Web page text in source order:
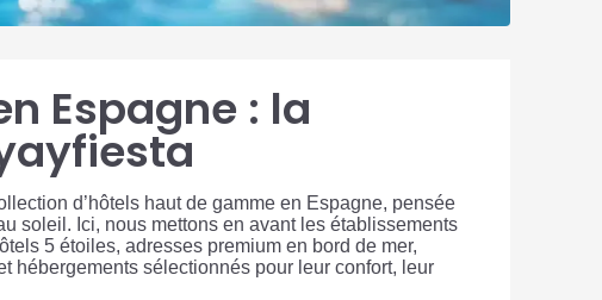
Espagne : la
d’hôtels haut de gamme en Espagne, pensée
soleil. Ici, nous mettons en avant les établissements
5 étoiles, adresses premium en bord de mer,
hébergements sélectionnés pour leur confort, leur